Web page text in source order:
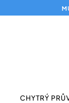
CHYTRÝ